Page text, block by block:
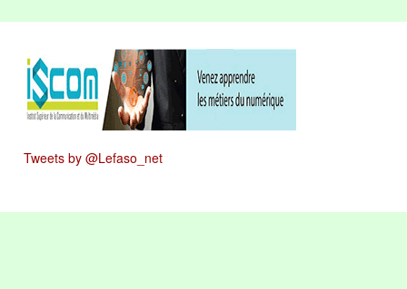
Tweets by @Lefaso_net